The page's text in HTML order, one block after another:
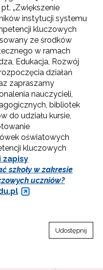
„Zwiększenie
instytucji systemu
kluczowych
ze środków
w ramach
Edukacja, Rozwój
działań
zapraszamy
nauczycieli,
bibliotek
do udziału kursie,
oświatowych
kluczowych
zapisy
szkoły w zakresie
uczniów?
Udostępnij